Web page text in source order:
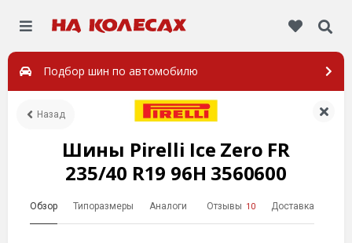
Подбор шин по автомобилю
Назад
Шины Pirelli Ice Zero FR
235/40 R19 96H 3560600
Обзор Типоразмеры Аналоги Отзывы 10 Доставка